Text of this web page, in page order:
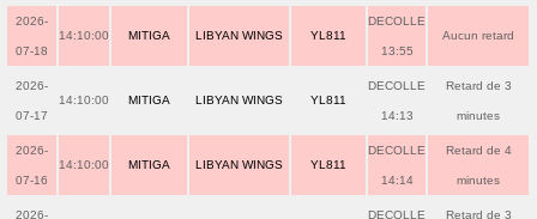
2026-
07-18
14:10:00 MITIGA LIBYAN WINGS YL811
DECOLLE
13:55
Aucun retard
2026-
07-17
14:10:00 MITIGA LIBYAN WINGS YL811
DECOLLE
14:13
Retard de 3
minutes
2026-
07-16
14:10:00 MITIGA LIBYAN WINGS YL811
DECOLLE
14:14
Retard de 4
minutes
2026- DECOLLE Retard de 3